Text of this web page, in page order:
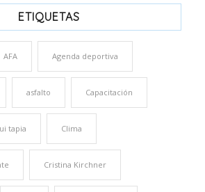
ETIQUETAS
AFA Agenda deportiva
asfalto Capacitación
tapia Clima
Cristina Kirchner